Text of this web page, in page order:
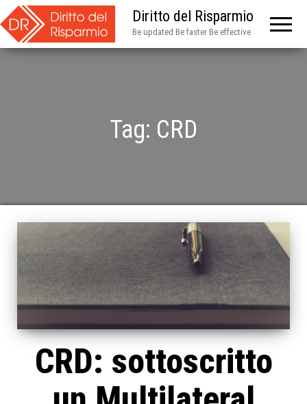
Diritto del Risparmio
Be updated Be faster Be effective
Tag: CRD
CRD: sottoscritto